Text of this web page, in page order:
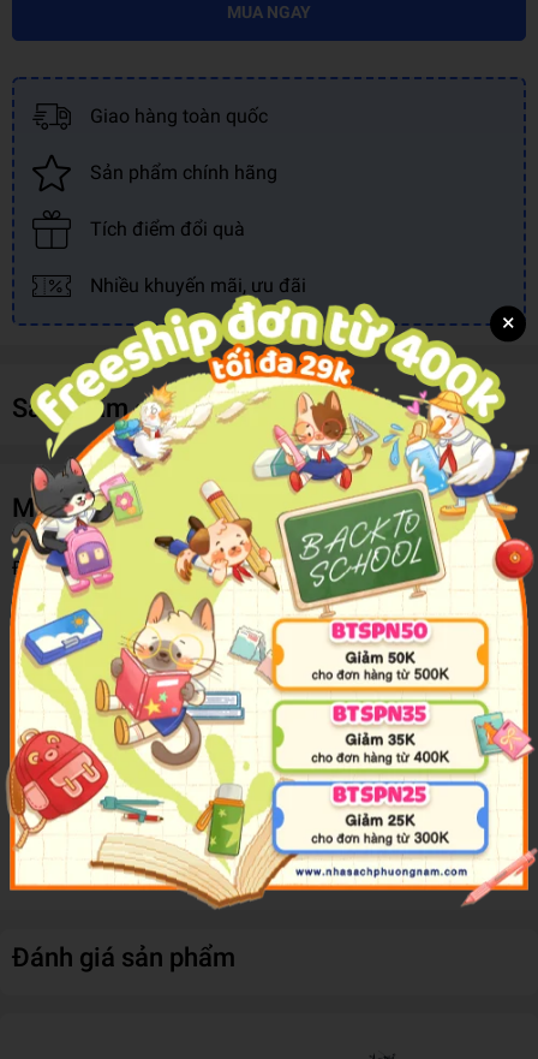
MUA NGAY
Giao hàng toàn quốc
Sản phẩm chính hãng
Tích điểm đổi quà
Nhiều khuyến mãi, ưu đãi
Sản phẩm cùng loại
Mô tả sản phẩm
Đa số chúng ta không phải thiên tài vượt bậc, mà cần nỗ lực
gấp bội mới theo kịp những người có thiên phú. Đa số chúng
ta không phải những người nhiều may mắn, mà cần dựa vào
cố gắng tự thân mới đạt thành quả.
Dẫu bạn chưa chạm tới ước mơ, dẫu bạn chưa trở thành
kiểu người mình ao ước, ít nhất thì bạn đã vững tâm mà
không đầu hàng hiện thực. Điều đó tự thân nó đã là một
thành quả đáng tự hào; vừa là tuyên bố đầy kiêu hãnh về
tâm hồn của bạn, vừa đặt ra phương hướng cho tương lai
đang trải dài phía trước.
Đánh giá sản phẩm
×